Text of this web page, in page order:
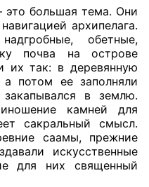
большая тема. Они
архипелага.
обетные,
почва на острове
их так: в деревянную
потом ее заполняли
в землю.
камней для
сакральный смысл.
саамы, прежние
искусственные
для них священный